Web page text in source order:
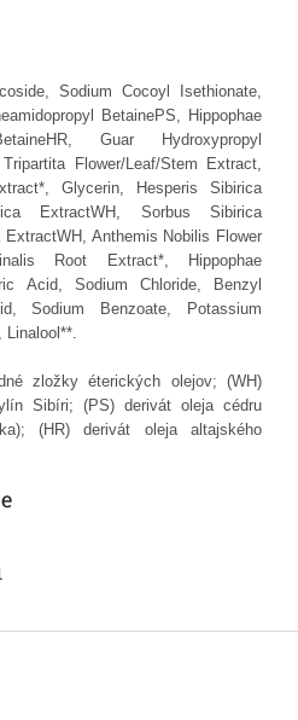
Sodium Cocoyl Isethionate,
BetainePS, Hippophae
Guar Hydroxypropyl
Flower/Leaf/Stem Extract,
Glycerin, Hesperis Sibirica
ExtractWH, Sorbus Sibirica
Anthemis Nobilis Flower
Root Extract*, Hippophae
Acid, Sodium Chloride, Benzyl
Sodium Benzoate, Potassium
zložky éterických olejov; (WH)
Sibíri; (PS) derivát oleja cédru
(HR) derivát oleja altajského